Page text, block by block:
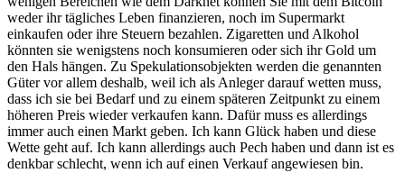
weder ihr tägliches Leben finanzieren, noch im Supermarkt
einkaufen oder ihre Steuern bezahlen. Zigaretten und Alkohol
könnten sie wenigstens noch konsumieren oder sich ihr Gold um
den Hals hängen. Zu Spekulationsobjekten werden die genannten
Güter vor allem deshalb, weil ich als Anleger darauf wetten muss,
dass ich sie bei Bedarf und zu einem späteren Zeitpunkt zu einem
höheren Preis wieder verkaufen kann. Dafür muss es allerdings
immer auch einen Markt geben. Ich kann Glück haben und diese
Wette geht auf. Ich kann allerdings auch Pech haben und dann ist es
denkbar schlecht, wenn ich auf einen Verkauf angewiesen bin.